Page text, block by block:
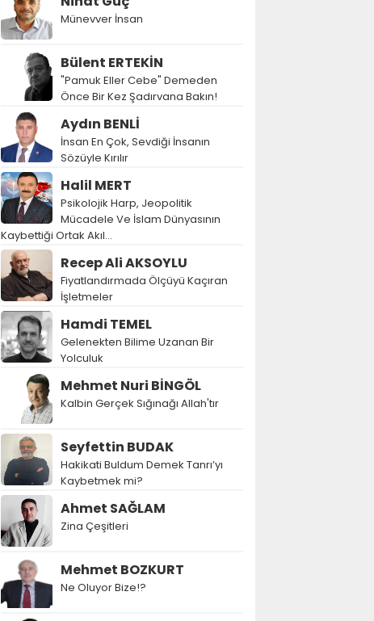
Münevver İnsan
Bülent ERTEKİN
"Pamuk Eller Cebe" Demeden
Önce Bir Kez Şadırvana Bakın!
Aydın BENLİ
İnsan En Çok, Sevdiği İnsanın
Sözüyle Kırılır
Halil MERT
Psikolojik Harp, Jeopolitik
Mücadele Ve İslam Dünyasının
Kaybettiği Ortak Akıl…
Recep Ali AKSOYLU
Fiyatlandırmada Ölçüyü Kaçıran
İşletmeler
Hamdi TEMEL
Gelenekten Bilime Uzanan Bir
Yolculuk
Mehmet Nuri BİNGÖL
Kalbin Gerçek Sığınağı Allah'tır
Seyfettin BUDAK
Hakikati Buldum Demek Tanrı’yı
Kaybetmek mi?
Ahmet SAĞLAM
Zina Çeşitleri
Mehmet BOZKURT
Ne Oluyor Bize!?